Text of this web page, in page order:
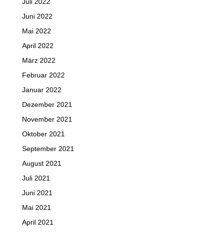
Juni 2022
Mai 2022
April 2022
März 2022
Februar 2022
Januar 2022
Dezember 2021
November 2021
Oktober 2021
September 2021
August 2021
Juli 2021
Juni 2021
Mai 2021
April 2021